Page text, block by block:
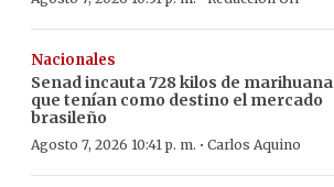
Nacionales
Senad incauta 728 kilos de marihuana
que tenían como destino el mercado
brasileño
Agosto 7, 2026 10:41 p. m. · Carlos Aquino